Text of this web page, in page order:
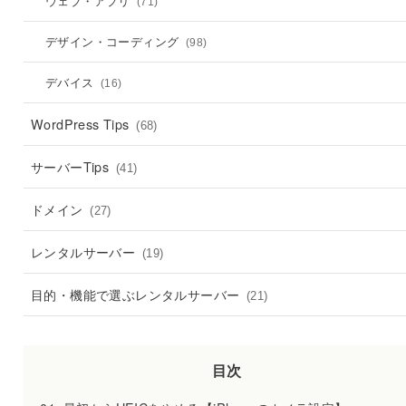
デザイン・コーディング (98)
デバイス (16)
WordPress Tips (68)
サーバーTips (41)
ドメイン (27)
レンタルサーバー (19)
目的・機能で選ぶレンタルサーバー (21)
目次